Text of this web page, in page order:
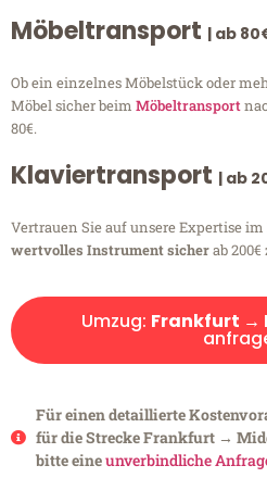
Möbeltransport | ab
Ob ein einzelnes Möbelstück oder
Möbel sicher beim Möbeltransport
80€.
Klaviertransport | ab
Vertrauen Sie auf unsere Expertise im
wertvolles Instrument sicherab
Umzug: Frankfurt →
Für einen detaillierte
für die Strecke Frankfurt →
bitte eineunverbindliche